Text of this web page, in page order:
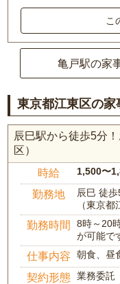
こ
亀戸駅の家
東京都江東区の
辰巳駅から徒歩5分
区）
時給 1,500〜
勤務地
辰巳 徒
（東京都
勤務時間
8時～20
が可能で
仕事内容 朝食、昼
契約形態 業務委託